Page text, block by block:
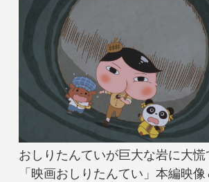
おしりたんていが巨大な岩に大慌
「映画おしりたんてい」本編映